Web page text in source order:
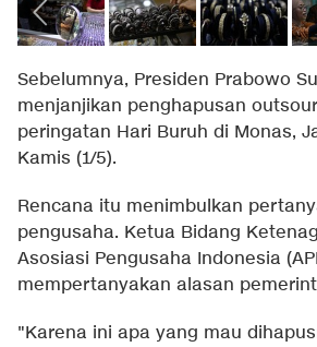
Sebelumnya, Presiden Prabowo
menjanjikan penghapusan
peringatan Hari Buruh di Monas,
Kamis (1/5).
Rencana itu menimbulkan
pengusaha. Ketua Bidang
Asosiasi Pengusaha Indonesia
mempertanyakan alasan
"Karena ini apa yang mau